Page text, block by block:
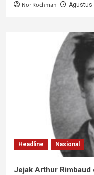
Nor Rochman Agustus
Headline Nasional
Jejak Arthur Rimbaud